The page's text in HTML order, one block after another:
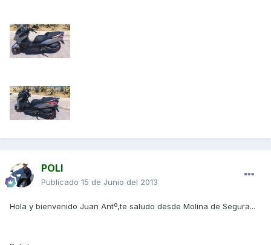
POLI
Publicado 15 de Junio del 2013
Hola y bienvenido Juan Antº,te saludo desde Molina de Segura...